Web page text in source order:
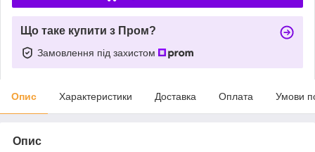
Що таке купити з Пром?
Замовлення під захистом
Опис Характеристики Доставка Оплата Умови
Опис